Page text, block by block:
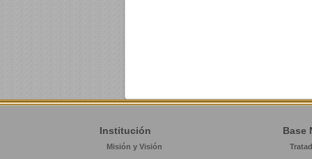
Institución Base
Misión y Visión